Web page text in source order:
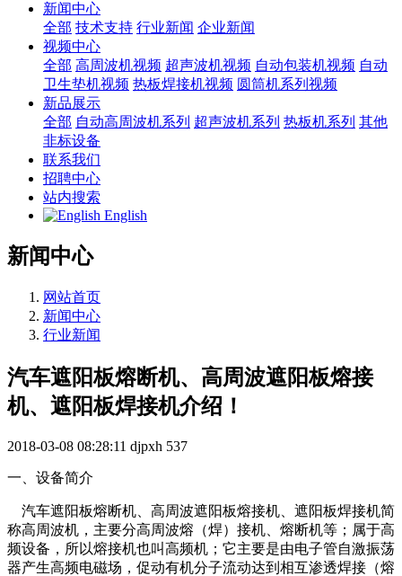
新闻中心
全部 技术支持 行业新闻 企业新闻
视频中心
全部 高周波机视频 超声波机视频 自动包装机视频 自动
卫生垫机视频 热板焊接机视频 圆筒机系列视频
新品展示
全部 自动高周波机系列 超声波机系列 热板机系列 其他
非标设备
联系我们
招聘中心
站内搜索
English
新闻中心
网站首页
新闻中心
行业新闻
汽车遮阳板熔断机、高周波遮阳板熔接
机、遮阳板焊接机介绍！
2018-03-08 08:28:11 djpxh 537
一、设备简介
汽车遮阳板熔断机、高周波遮阳板熔接机、遮阳板焊接机简
称高周波机，主要分高周波熔（焊）接机、熔断机等；属于高
频设备，所以熔接机也叫高频机；它主要是由电子管自激振荡
器产生高频电磁场，促动有机分子流动达到相互渗透焊接（熔